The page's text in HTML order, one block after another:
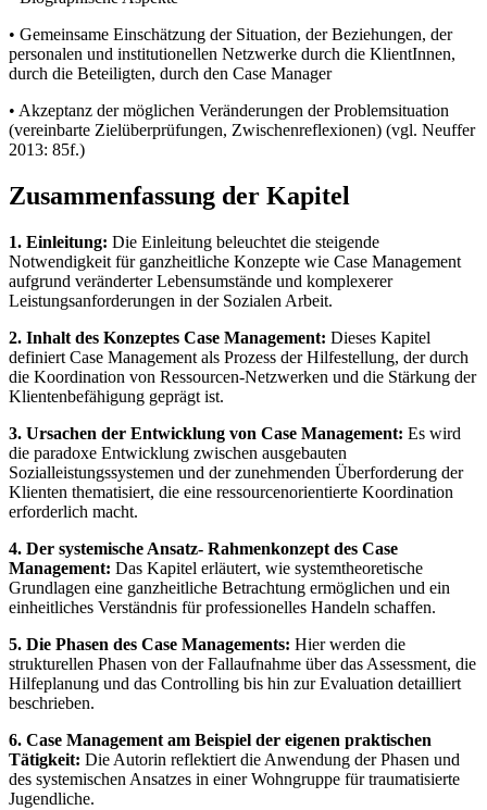
• Gemeinsame Einschätzung der Situation, der Beziehungen, der
personalen und institutionellen Netzwerke durch die KlientInnen,
durch die Beteiligten, durch den Case Manager
• Akzeptanz der möglichen Veränderungen der Problemsituation
(vereinbarte Zielüberprüfungen, Zwischenreflexionen) (vgl. Neuffer
2013: 85f.)
Zusammenfassung der Kapitel
1. Einleitung: Die Einleitung beleuchtet die steigende
Notwendigkeit für ganzheitliche Konzepte wie Case Management
aufgrund veränderter Lebensumstände und komplexerer
Leistungsanforderungen in der Sozialen Arbeit.
2. Inhalt des Konzeptes Case Management: Dieses Kapitel
definiert Case Management als Prozess der Hilfestellung, der durch
die Koordination von Ressourcen-Netzwerken und die Stärkung der
Klientenbefähigung geprägt ist.
3. Ursachen der Entwicklung von Case Management: Es wird
die paradoxe Entwicklung zwischen ausgebauten
Sozialleistungssystemen und der zunehmenden Überforderung der
Klienten thematisiert, die eine ressourcenorientierte Koordination
erforderlich macht.
4. Der systemische Ansatz- Rahmenkonzept des Case
Management: Das Kapitel erläutert, wie systemtheoretische
Grundlagen eine ganzheitliche Betrachtung ermöglichen und ein
einheitliches Verständnis für professionelles Handeln schaffen.
5. Die Phasen des Case Managements: Hier werden die
strukturellen Phasen von der Fallaufnahme über das Assessment, die
Hilfeplanung und das Controlling bis hin zur Evaluation detailliert
beschrieben.
6. Case Management am Beispiel der eigenen praktischen
Tätigkeit: Die Autorin reflektiert die Anwendung der Phasen und
des systemischen Ansatzes in einer Wohngruppe für traumatisierte
Jugendliche.